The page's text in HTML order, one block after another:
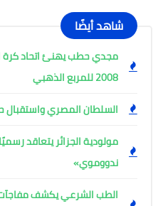
شاهد أيضًا
مجدي حطب يهنئ اتحاد كرة
2008 للمربع الذهبي
السلطان المصري واستقبال
مولودية الجزائر يتعاقد
ندووموي»
الطب الشرعي يكشف